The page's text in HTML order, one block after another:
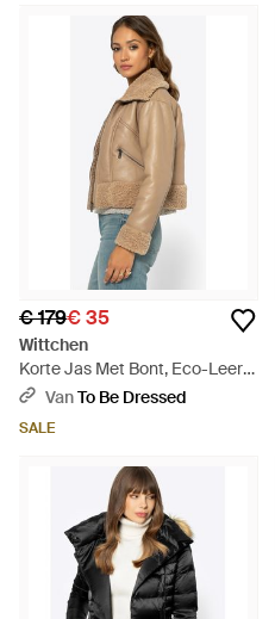
€ 179€ 35
Wittchen
Korte Jas Met Bont, Eco-Leer -
Naturel
VanTo Be Dressed
SALE